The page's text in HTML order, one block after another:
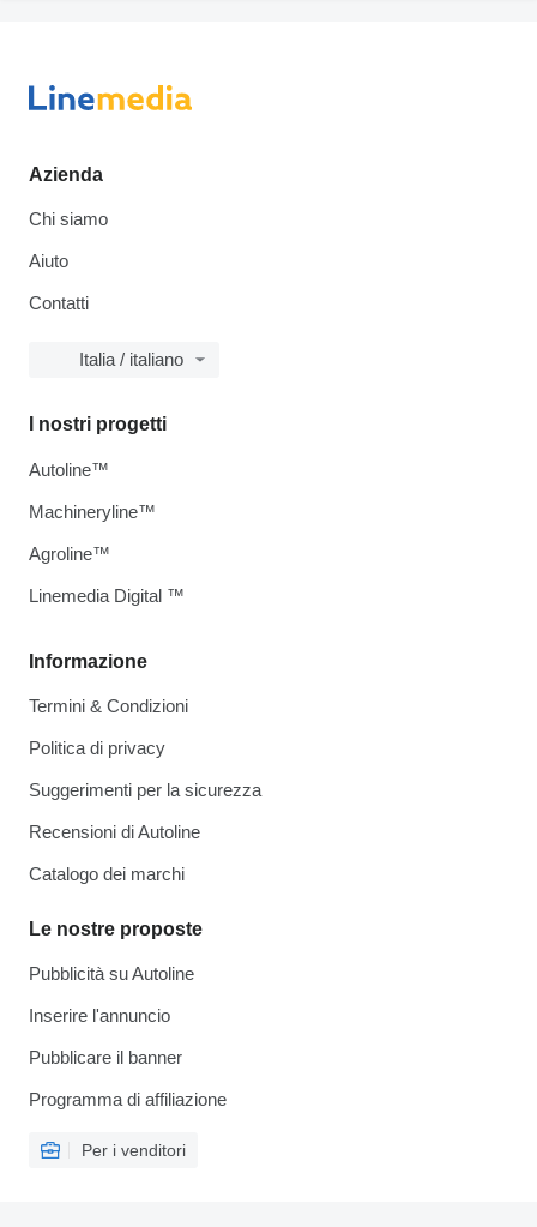
Azienda
Chi siamo
Aiuto
Contatti
Italia / italiano
Informazione
Termini & Condizioni
Politica di privacy
Suggerimenti per la sicurezza
Recensioni di Autoline
Catalogo dei marchi
Le nostre proposte
Pubblicità su Autoline
Inserire l'annuncio
Pubblicare il banner
Programma di affiliazione
Per i venditori
I nostri progetti
Autoline™
Machineryline™
Agroline™
Linemedia Digital ™